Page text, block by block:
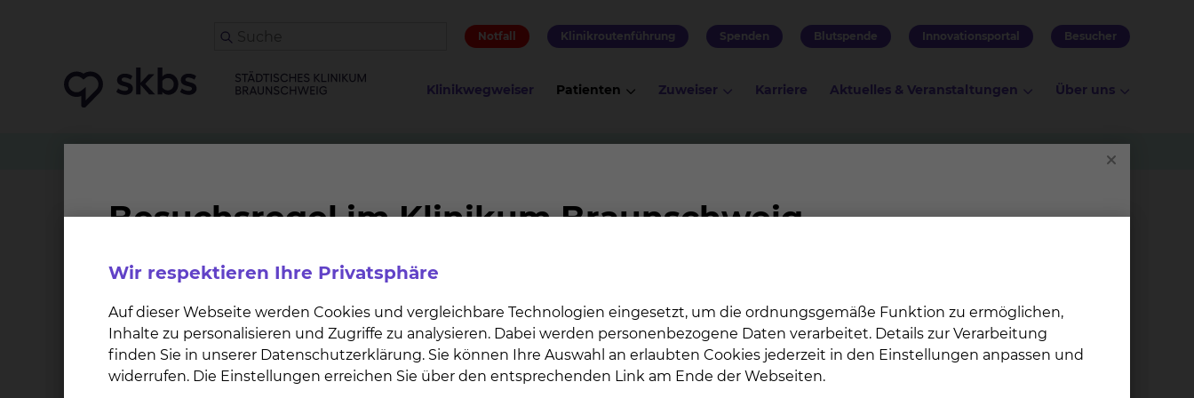
Notfall Klinikroutenführung Spenden Blutspende Innovationsportal Besucher
Klinikwegweiser Patienten Zuweiser Karriere Aktuelles & Veranstaltungen Über uns
Privatsprechstunde Knieprothetik Dr. Udo Groenewold
Fichtengrund 1, 38126
Braunschweig
Tel.:+49 531 595 1257
Wann findet die Sprechstunde statt?
Termine nur nach Vereinbarung.
Welche Unterlagen sind zur Sprechstunde mitzubringen?
Wir respektieren Ihre Privatsphäre
Auf dieser Webseite werden Cookies und vergleichbare Technologien eingesetzt, um die ordnungsgemäße Funktion zu ermöglichen,
Inhalte zu personalisieren und Zugriffe zu analysieren. Dabei werden personenbezogene Daten verarbeitet. Details zur Verarbeitung
finden Sie in unserer Datenschutzerklärung. Sie können Ihre Auswahl an erlaubten Cookies jederzeit in den Einstellungen anpassen und
widerrufen. Die Einstellungen erreichen Sie über den entsprechenden Link am Ende der Webseiten.